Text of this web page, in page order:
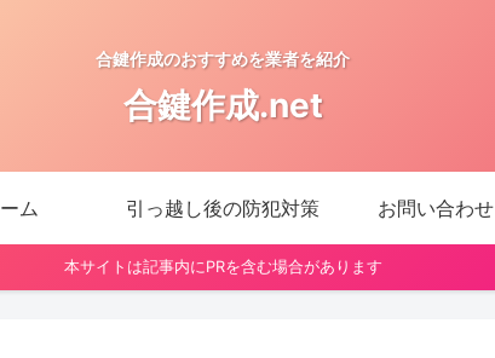
合鍵作成のおすすめを業者を紹介
合鍵作成.net
ム 引っ越し後の防犯対策 お問い合わせ
本サイトは記事内にPRを含む場合があります